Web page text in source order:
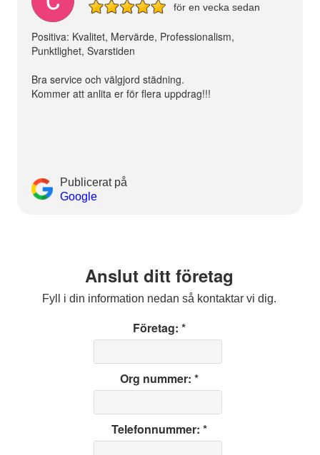
för en vecka sedan
Positiva: Kvalitet, Mervärde, Professionalism,
Punktlighet, Svarstiden
Bra service och välgjord städning.
Kommer att anlita er för flera uppdrag!!!
Publicerat på
Google
Anslut ditt företag
Fyll i din information nedan så kontaktar vi dig.
Företag: *
Org nummer: *
Telefonnummer: *